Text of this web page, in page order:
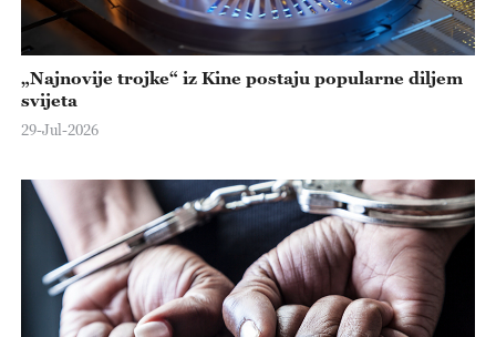
„Najnovije trojke“ iz Kine postaju popularne diljem
svijeta
29-Jul-2026